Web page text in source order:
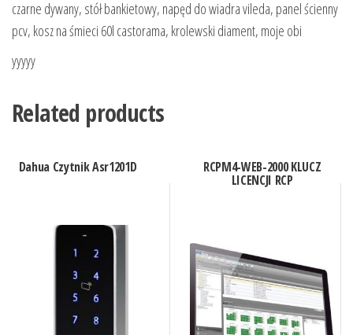
czarne dywany, stół bankietowy, napęd do wiadra vileda, panel ścienny
pcv, kosz na śmieci 60l castorama, krolewski diament, moje obi
yyyyy
Related products
Dahua Czytnik Asr1201D RCPM4-WEB-2000 KLUCZ
LICENCJI RCP